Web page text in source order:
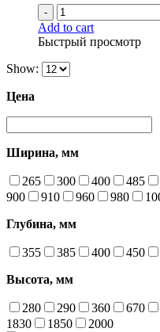
-
Add to cart
Быстрый просмотр
Show:
Цена
Ширина, мм
265 300 400 485
900
910 960 980
Глубина, мм
355 385 400 450
Высота, мм
280 290 360 670
1830
1850 2000